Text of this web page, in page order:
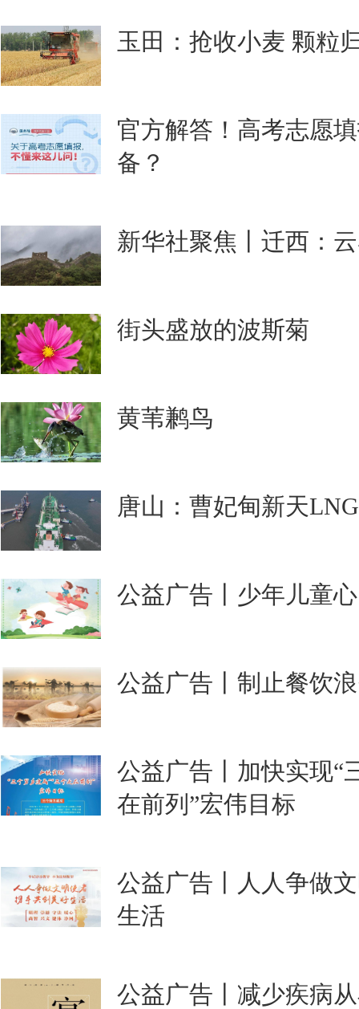
玉田：抢收小麦 颗粒
官方解答！高考志愿
备？
新华社聚焦丨迁西：
街头盛放的波斯菊
黄苇鹣鸟
唐山：曹妃甸新天
公益广告丨少年儿童
公益广告丨制止餐饮
公益广告丨加快实现“
在前列”宏伟目标
公益广告丨人人争做
生活
公益广告丨减少疾病